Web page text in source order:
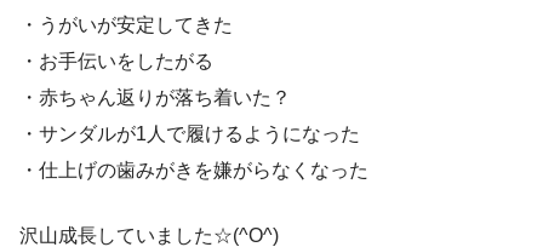
・うがいが安定してきた
・お手伝いをしたがる
・赤ちゃん返りが落ち着いた？
・サンダルが1人で履けるようになった
・仕上げの歯みがきを嫌がらなくなった
沢山成長していました☆(^O^)